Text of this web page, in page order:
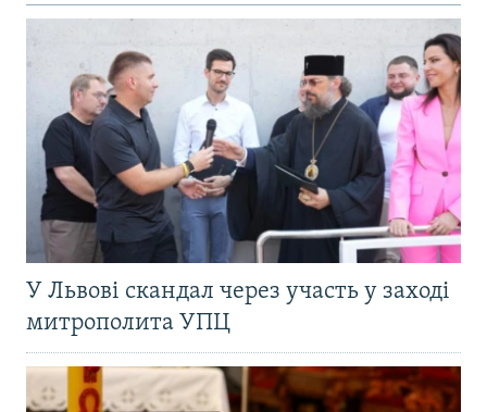
У Львові скандал через участь у заході
митрополита УПЦ